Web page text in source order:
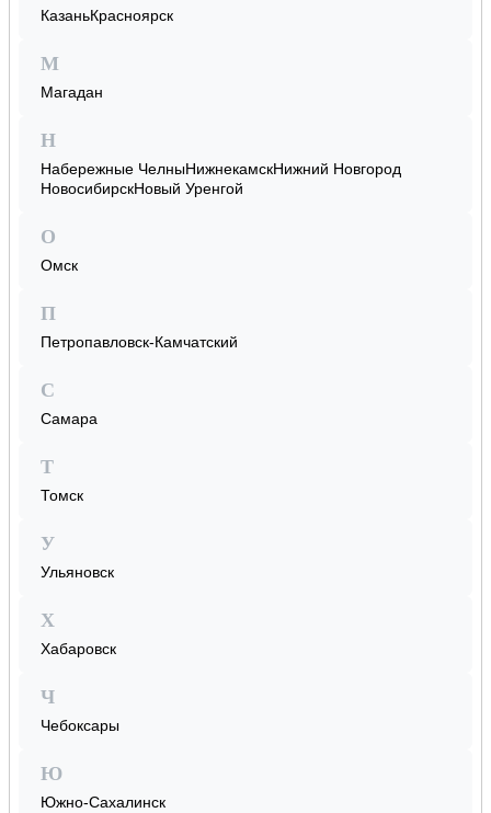
КазаньКрасноярск
М
Магадан
Н
Набережные ЧелныНижнекамскНижний Новгород
НовосибирскНовый Уренгой
О
Омск
П
Петропавловск-Камчатский
С
Самара
Т
Томск
У
Ульяновск
Х
Хабаровск
Ч
Чебоксары
Ю
Южно-Сахалинск